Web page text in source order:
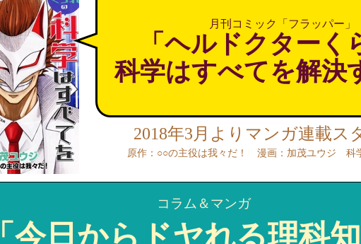
2018年3月よりマンガ連載ス
原作：○○の主役は我々だ！ 漫画：加茂ユウジ 科
コラム＆マンガ
「今日からドヤれる理科
月刊コミック「フラッパー」
「ヘルドクターく
科学はすべてを解決